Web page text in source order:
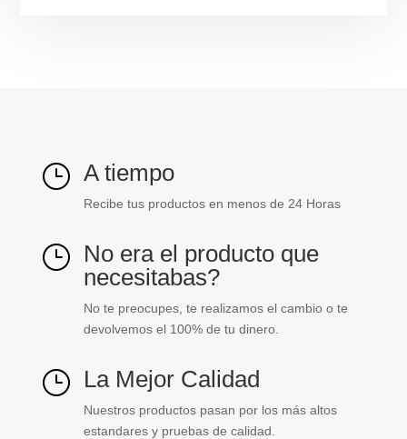
} A tiempo
Recibe tus productos en menos de 24 Horas
} No era el producto que
necesitabas?
No te preocupes, te realizamos el cambio o te
devolvemos el 100% de tu dinero.
} La Mejor Calidad
Nuestros productos pasan por los más altos
estandares y pruebas de calidad.